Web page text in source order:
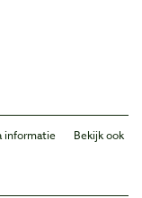
informatie Bekijk ook